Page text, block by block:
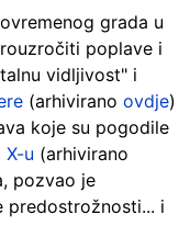
grada u
poplave i
vidljivost" i
(arhivirano ovdje)
koje su pogodile
X-u (arhivirano
pozvao je
predostrožnosti... i